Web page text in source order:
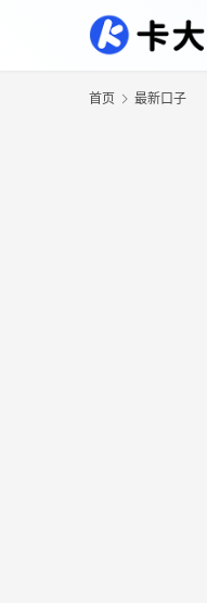
首页 最新口子